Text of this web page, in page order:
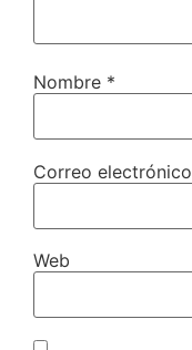
Nombre *
Correo electrónico
Web